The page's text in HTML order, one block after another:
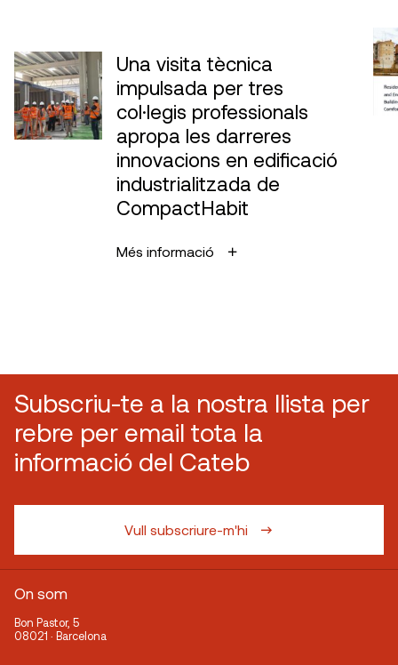
Una visita tècnica
impulsada per tres
col·legis professionals
apropa les darreres
innovacions en edificació
industrialitzada de
CompactHabit
Més informació
Subscriu-te a la nostra llista per
rebre per email tota la
informació del Cateb
Vull subscriure-m'hi
On som
Bon Pastor, 5
08021 · Barcelona